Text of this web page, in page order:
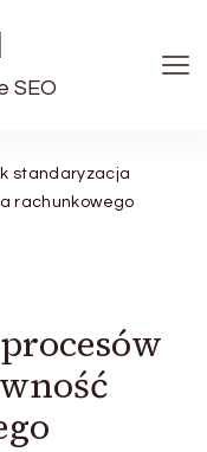
SEO
standaryzacja
rachunkowego